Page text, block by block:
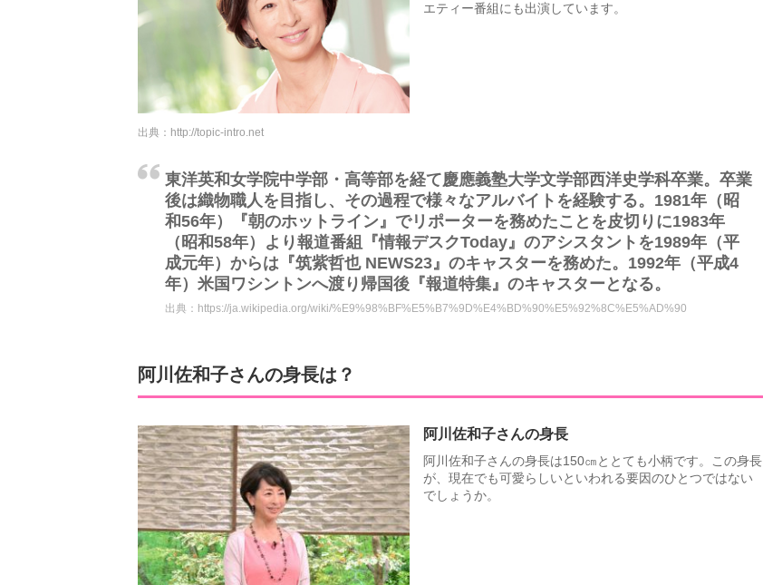
エティー番組にも出演しています。
出典： http://topic-intro.net
東洋英和女学院中学部・高等部を経て慶應義塾大学文学部西洋史学科卒業。卒業
後は織物職人を目指し、その過程で様々なアルバイトを経験する。1981年（昭
和56年）『朝のホットライン』でリポーターを務めたことを皮切りに1983年
（昭和58年）より報道番組『情報デスクToday』のアシスタントを1989年（平
成元年）からは『筑紫哲也 NEWS23』のキャスターを務めた。1992年（平成4
年）米国ワシントンへ渡り帰国後『報道特集』のキャスターとなる。
出典： https://ja.wikipedia.org/wiki/%E9%98%BF%E5%B7%9D%E4%BD%90%E5%92%8C%E5%AD%90
阿川佐和子さんの身長は？
阿川佐和子さんの身長
阿川佐和子さんの身長は150㎝ととても小柄です。この身長
が、現在でも可愛らしいといわれる要因のひとつではない
でしょうか。